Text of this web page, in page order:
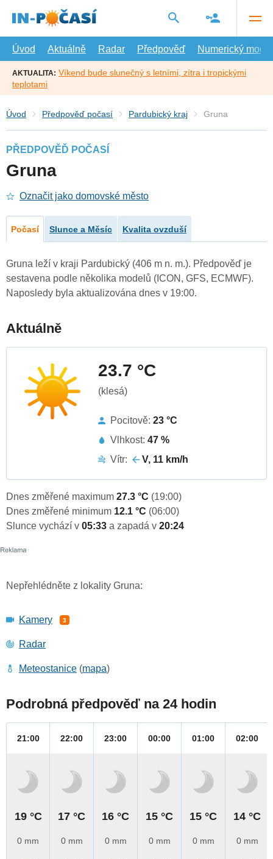
hlavní
Úvod
Aktuálně Radar Předpověď Numerický model
AKTUALITA: Víkend bude slunečný s letními, zítra i tropickými
teplotami
Úvod Předpověď počasí Pardubický kraj Gruna
PŘEDPOVĚĎ POČASÍ
Gruna
Označit jako domovské město
Počasí Slunce a Měsíc Kvalita ovzduší
Gruna leží v kraji Pardubický (406 m n. m.). Předpověď je
sestavena podle několika modelů (ICON, GFS, ECMWF).
Naposledy byla aktualizována dnes v 19:00.
Aktuálně
23.7 °C
(klesá)
Pocitově: 23 °C
Vlhkost: 47 %
Vítr:
V, 11 km/h
Dnes změřené maximum 27.3 °C (19:00)
Dnes změřené minimum 12.1 °C (06:00)
Slunce vychází v 05:33 a zapadá v 20:24
Nepřehlédněte z lokality Gruna:
Kamery 3
Radar
Meteostanice (mapa)
Podrobná předpověď na 24 hodin
21:00
19 °C
0 mm
22:00
17 °C
0 mm
23:00
16 °C
0 mm
00:00
15 °C
0 mm
01:00
15 °C
0 mm
02:00
14 °C
0 mm